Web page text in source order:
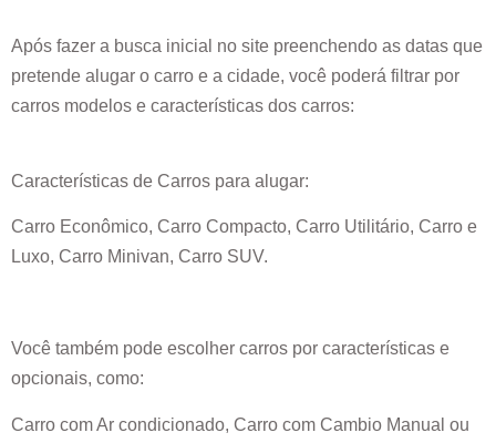
Após fazer a busca inicial no site preenchendo as datas que
pretende alugar o carro e a cidade, você poderá filtrar por
carros modelos e características dos carros:
Características de Carros para alugar:
Carro Econômico, Carro Compacto, Carro Utilitário, Carro e
Luxo, Carro Minivan, Carro SUV.
Você também pode escolher carros por características e
opcionais, como:
Carro com Ar condicionado, Carro com Cambio Manual ou